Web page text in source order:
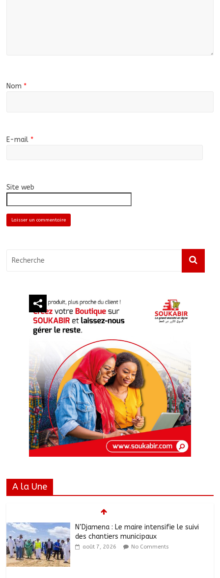
Nom *
E-mail *
Site web
A la Une
N’Djamena : Le maire intensifie le suivi
des chantiers municipaux
août 7, 2026 No Comments